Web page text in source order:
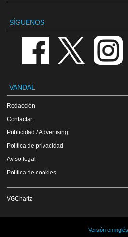
SÍGUENOS
VANDAL
Redacción
Contactar
Publicidad / Advertising
Política de privacidad
Aviso legal
Política de cookies
VGChartz
Versión en inglés